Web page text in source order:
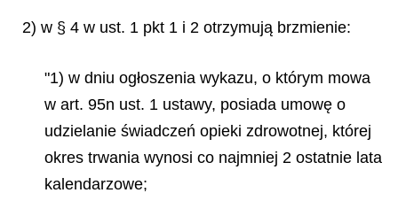
2) w § 4 w ust. 1 pkt 1 i 2 otrzymują brzmienie:
"1) w dniu ogłoszenia wykazu, o którym mowa
w art. 95n ust. 1 ustawy, posiada umowę o
udzielanie świadczeń opieki zdrowotnej, której
okres trwania wynosi co najmniej 2 ostatnie lata
kalendarzowe;